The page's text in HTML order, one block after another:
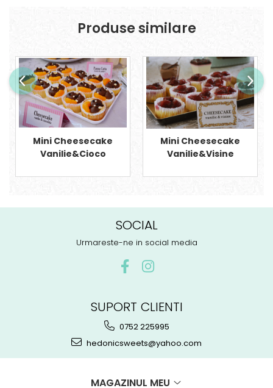
Produse similare
Mini Cheesecake
Vanilie&Cioco
Mini Cheesecake
Vanilie&Visine
SOCIAL
Urmareste-ne in social media
SUPORT CLIENTI
0752 225995
hedonicsweets@yahoo.com
MAGAZINUL MEU